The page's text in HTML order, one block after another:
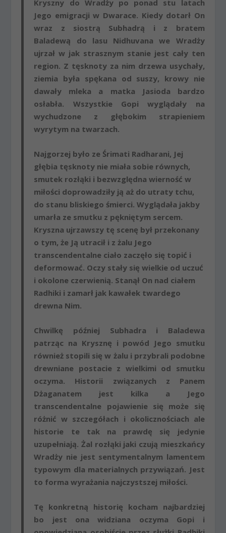
Kryszny do Wradży po ponad stu latach
Jego emigracji w Dwarace. Kiedy dotarł On
wraz z siostrą Subhadrą i z bratem
Baladewą do lasu Nidhuvana we Wradży
ujrzał w jak strasznym stanie jest cały ten
region. Z tęsknoty za nim drzewa usychały,
ziemia była spękana od suszy, krowy nie
dawały mleka a matka Jasioda bardzo
osłabła. Wszystkie Gopi wyglądały na
wychudzone z głębokim strapieniem
wyrytym na twarzach.
Najgorzej było ze Śrimati Radharani, Jej
głębia tęsknoty nie miała sobie równych,
smutek rozłąki i bezwzględna wierność w
miłości doprowadziły ją aż do utraty tchu,
do stanu bliskiego śmierci. Wyglądała jakby
umarła ze smutku z pękniętym sercem.
Kryszna ujrzawszy tę scenę był przekonany
o tym, że Ją utracił i z żalu Jego
transcendentalne ciało zaczęło się topić i
deformować. Oczy stały się wielkie od uczuć
i okolone czerwienią. Stanął On nad ciałem
Radhiki i zamarł jak kawałek twardego
drewna Nim.
Chwilkę później Subhadra i Baladewa
patrząc na Krysznę i powód Jego smutku
również stopili się w żalu i przybrali podobne
drewniane postacie z wielkimi od smutku
oczyma. Historii związanych z Panem
Dżaganatem jest kilka a Jego
transcendentalne pojawienie się może się
różnić w szczegółach i okolicznościach ale
historie te tak na prawdę się jedynie
uzupełniają. Żal rozłąki jaki czują mieszkańcy
Wradży nie jest sentymentalnym lamentem
typowym dla materialnych przywiązań. Jest
to forma wyrażania najczystszej miłości.
Tę konkretną historię kocham najbardziej
bo jest ona widziana oczyma Gopi i